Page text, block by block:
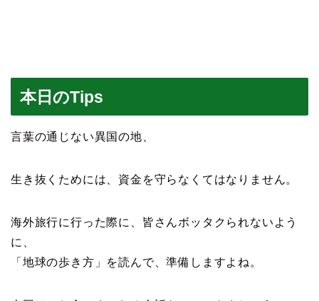
本日のTips
言葉の通じない異国の地、
生き抜くためには、資金を守らなくてはなりません。
海外旅行に行った際に、皆さんボッタクられないよう
に、
「地球の歩き方」を読んで、準備しますよね。